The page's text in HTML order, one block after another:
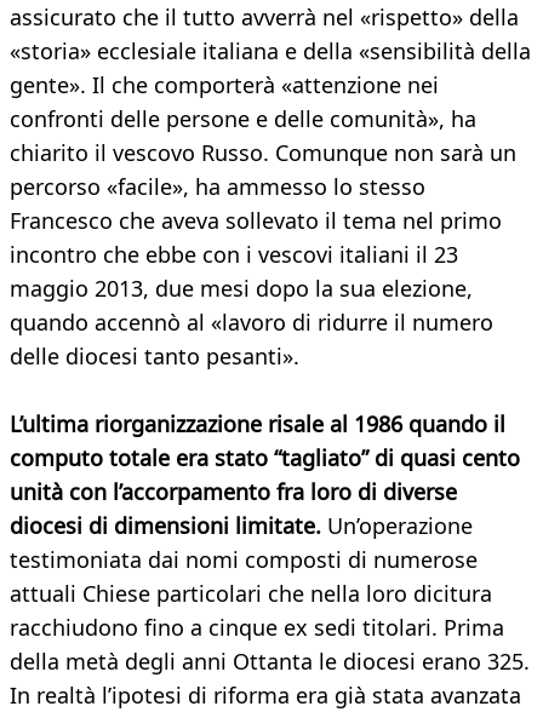
assicurato che il tutto avverrà nel «rispetto» della
«storia» ecclesiale italiana e della «sensibilità della
gente». Il che comporterà «attenzione nei
confronti delle persone e delle comunità», ha
chiarito il vescovo Russo. Comunque non sarà un
percorso «facile», ha ammesso lo stesso
Francesco che aveva sollevato il tema nel primo
incontro che ebbe con i vescovi italiani il 23
maggio 2013, due mesi dopo la sua elezione,
quando accennò al «lavoro di ridurre il numero
delle diocesi tanto pesanti».
L’ultima riorganizzazione risale al 1986 quando il
computo totale era stato “tagliato” di quasi cento
unità con l’accorpamento fra loro di diverse
diocesi di dimensioni limitate. Un’operazione
testimoniata dai nomi composti di numerose
attuali Chiese particolari che nella loro dicitura
racchiudono fino a cinque ex sedi titolari. Prima
della metà degli anni Ottanta le diocesi erano 325.
In realtà l’ipotesi di riforma era già stata avanzata